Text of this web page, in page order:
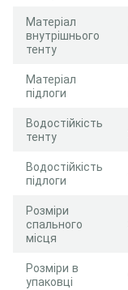
Матеріал
внутрішнього
тенту
Матеріал
підлоги
Водостійкість
тенту
Водостійкість
підлоги
Розміри
спального
місця
Розміри в
упаковці